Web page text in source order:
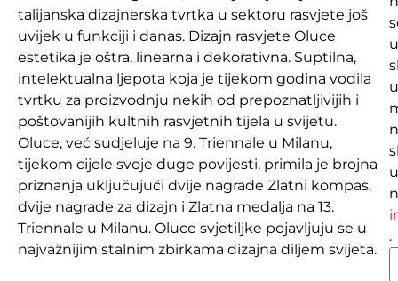
talijanska dizajnerska tvrtka u sektoru rasvjete još
uvijek u funkciji i danas. Dizajn rasvjete Oluce
estetika je oštra, linearna i dekorativna. Suptilna,
intelektualna ljepota koja je tijekom godina vodila
tvrtku za proizvodnju nekih od prepoznatljivijih i
poštovanijih kultnih rasvjetnih tijela u svijetu.
Oluce, već sudjeluje na 9. Triennale u Milanu,
tijekom cijele svoje duge povijesti, primila je brojna
priznanja uključujući dvije nagrade Zlatni kompas,
dvije nagrade za dizajn i Zlatna medalja na 13.
Triennale u Milanu. Oluce svjetiljke pojavljuju se u
najvažnijim stalnim zbirkama dizajna diljem svijeta.
u
u
.